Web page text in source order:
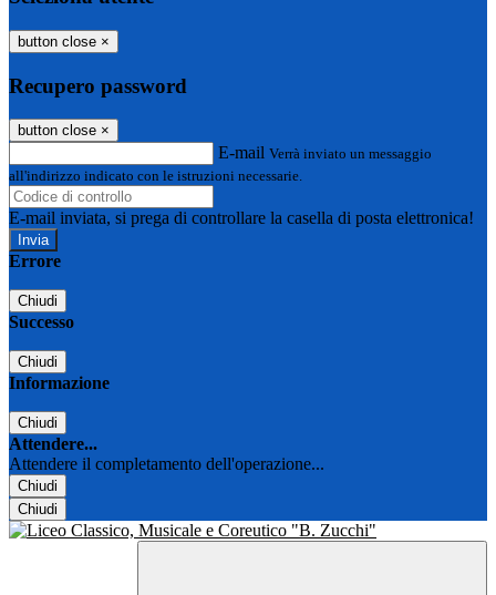
button close ×
Recupero password
button close ×
E-mail Verrà inviato un messaggio
all'indirizzo indicato con le istruzioni necessarie.
E-mail inviata, si prega di controllare la casella di posta elettronica!
Errore
Chiudi
Successo
Chiudi
Informazione
Chiudi
Attendere...
Attendere il completamento dell'operazione...
Chiudi
Chiudi